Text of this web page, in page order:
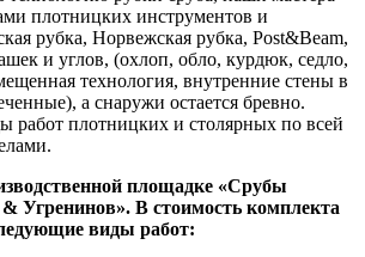
плотницких инструментов и
рубка, Норвежская рубка, Post&Beam,
и углов, (охлоп, обло, курдюк, седло,
технология, внутренние стены в
а снаружи остается бревно.
работ плотницких и столярных по всей
площадке «Срубы
& Угренинов». В стоимость комплекта
виды работ: